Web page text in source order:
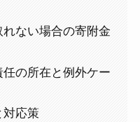
ない場合の寄附金
の所在と例外ケー
対応策